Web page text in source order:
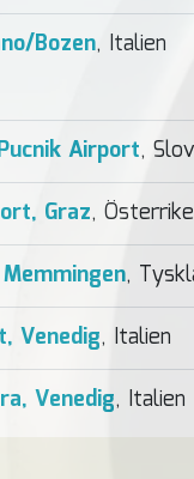
Bozen, Italien
Airport,
Graz, Österrike
,
Venedig, Italien
Venedig, Italien